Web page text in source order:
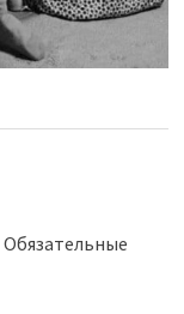
Обязательные